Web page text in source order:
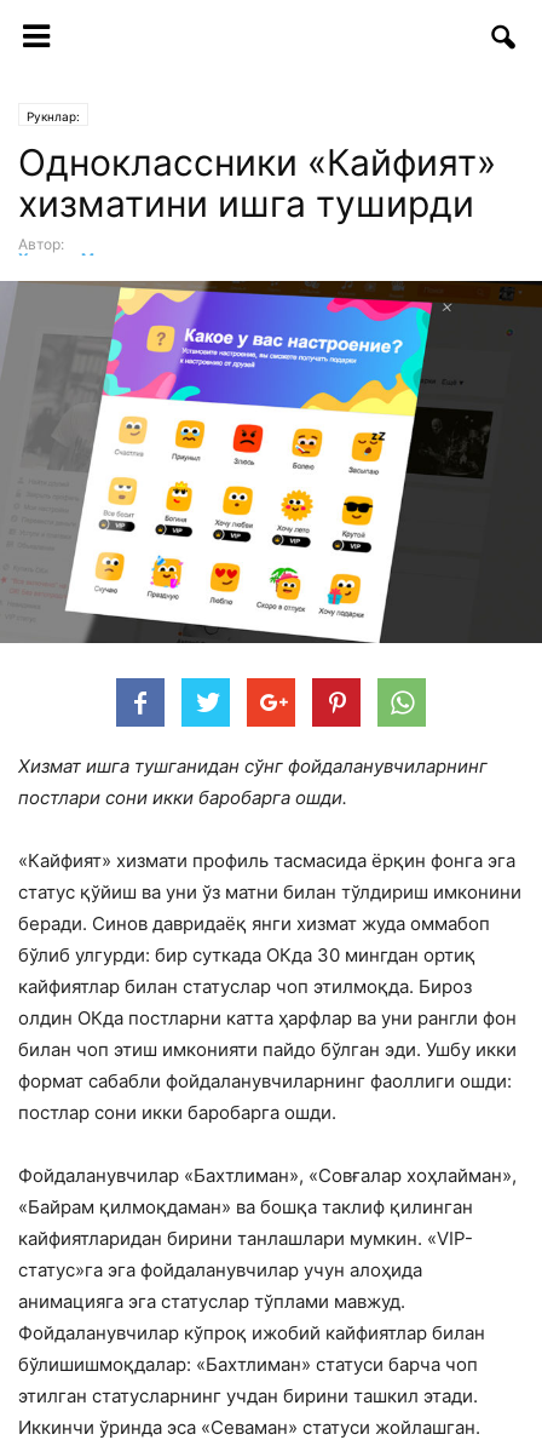
Рукнлар:
Одноклассники «Кайфият»
хизматини ишга туширди
Автор:
Хумоюн Мукимов
Хизмат ишга тушганидан сўнг фойдаланувчиларнинг
постлари сони икки баробарга ошди.
«Кайфият» хизмати профиль тасмасида ёрқин фонга эга
статус қўйиш ва уни ўз матни билан тўлдириш имконини
беради. Синов давридаёқ янги хизмат жуда оммабоп
бўлиб улгурди: бир суткада ОКда 30 мингдан ортиқ
кайфиятлар билан статуслар чоп этилмоқда. Бироз
олдин ОКда постларни катта ҳарфлар ва уни рангли фон
билан чоп этиш имконияти пайдо бўлган эди. Ушбу икки
формат сабабли фойдаланувчиларнинг фаоллиги ошди:
постлар сони икки баробарга ошди.
Фойдаланувчилар «Бахтлиман», «Совғалар хоҳлайман»,
«Байрам қилмоқдаман» ва бошқа таклиф қилинган
кайфиятларидан бирини танлашлари мумкин. «VIP-
статус»га эга фойдаланувчилар учун алоҳида
анимацияга эга статуслар тўплами мавжуд.
Фойдаланувчилар кўпроқ ижобий кайфиятлар билан
бўлишишмоқдалар: «Бахтлиман» статуси барча чоп
этилган статусларнинг учдан бирини ташкил этади.
Иккинчи ўринда эса «Севаман» статуси жойлашган.